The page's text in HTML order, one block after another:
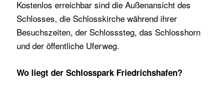
Kostenlos erreichbar sind die Außenansicht des
Schlosses, die Schlosskirche während ihrer
Besuchszeiten, der Schlosssteg, das Schlosshorn
und der öffentliche Uferweg.
Wo liegt der Schlosspark Friedrichshafen?